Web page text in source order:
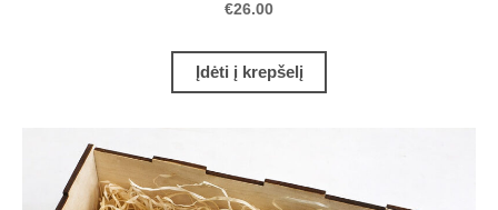
€26.00
Įdėti į krepšelį